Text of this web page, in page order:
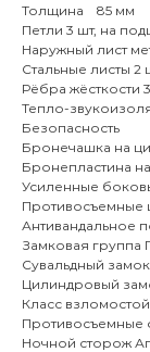
Толщина 85 мм
Петли 3 шт, на
Наружный лист
Стальные листы 2
Рёбра жёсткости
Тепло-
Безопасность
Бронечашка на
Бронепластина
Усиленные
Противосъемные
Антивандальное
Замковая группа
Сувальдный
Цилиндровый
Класс
Противосъемные
Ночной сторож